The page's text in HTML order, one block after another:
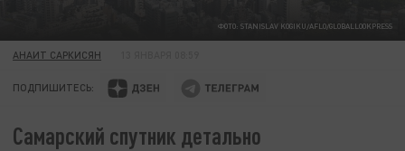
ФОТО: STANISLAV KOGIKU/AFLO/GLOBALLOOKPRESS
АНАИТ САРКИСЯН
ПОДПИШИТЕСЬ:
Самарский спутник детально